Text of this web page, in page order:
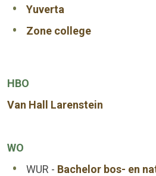
Yuverta
Zone college
HBO
Van Hall Larenstein
WO
WUR - Bachelor bos- en